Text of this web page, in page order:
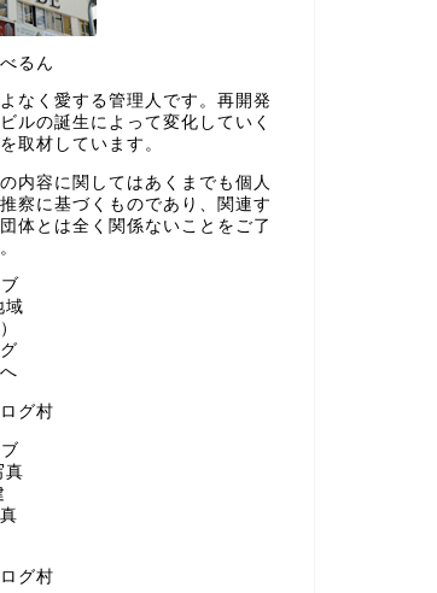
るん
なく愛する管理人です。再開発
ルの誕生によって変化していく
取材しています。
内容に関してはあくまでも個人
察に基づくものであり、関連す
体とは全く関係ないことをご了
グ村
グ村